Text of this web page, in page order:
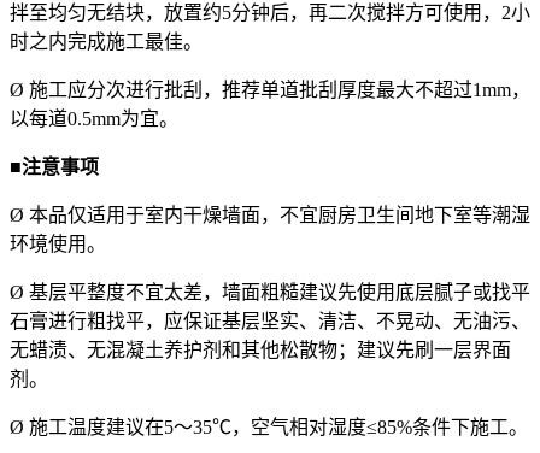
拌至均匀无结块，放置约5分钟后，再二次搅拌方可使用， 2小
时之内完成施工最佳。
Ø 施工应分次进行批刮，推荐单道批刮厚度最大不超过1mm，
以每道0.5mm为宜。
■注意事项
Ø 本品仅适用于室内干燥墙面，不宜厨房卫生间地下室等潮湿
环境使用。
Ø 基层平整度不宜太差，墙面粗糙建议先使用底层腻子或找平
石膏进行粗找平，应保证基层坚实、清洁、不晃动、无油污、
无蜡渍、无混凝土养护剂和其他松散物；建议先刷一层界面
剂。
Ø 施工温度建议在5～35℃，空气相对湿度≤85%条件下施工。